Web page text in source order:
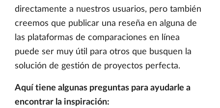
directamente a nuestros usuarios, pero también
creemos que publicar una reseña en alguna de
las plataformas de comparaciones en línea
puede ser muy útil para otros que busquen la
solución de gestión de proyectos perfecta.
Aquí tiene algunas preguntas para ayudarle a
encontrar la inspiración: